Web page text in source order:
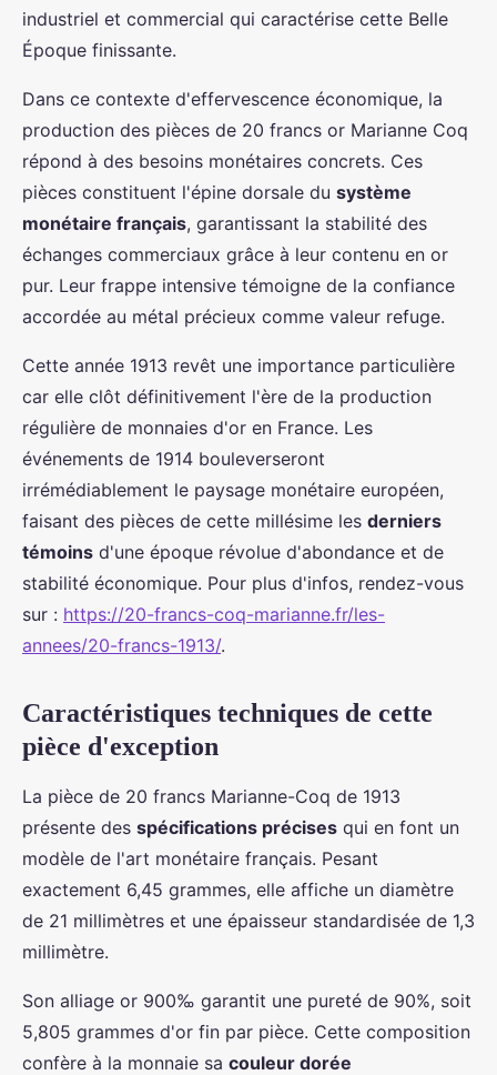
industriel et commercial qui caractérise cette Belle
Époque finissante.
Dans ce contexte d'effervescence économique, la
production des pièces de 20 francs or Marianne Coq
répond à des besoins monétaires concrets. Ces
pièces constituent l'épine dorsale du système
monétaire français, garantissant la stabilité des
échanges commerciaux grâce à leur contenu en or
pur. Leur frappe intensive témoigne de la confiance
accordée au métal précieux comme valeur refuge.
Cette année 1913 revêt une importance particulière
car elle clôt définitivement l'ère de la production
régulière de monnaies d'or en France. Les
événements de 1914 bouleverseront
irrémédiablement le paysage monétaire européen,
faisant des pièces de cette millésime les derniers
témoins d'une époque révolue d'abondance et de
stabilité économique. Pour plus d'infos, rendez-vous
sur : https://20-francs-coq-marianne.fr/les-
annees/20-francs-1913/.
Caractéristiques techniques de cette
pièce d'exception
La pièce de 20 francs Marianne-Coq de 1913
présente des spécifications précises qui en font un
modèle de l'art monétaire français. Pesant
exactement 6,45 grammes, elle affiche un diamètre
de 21 millimètres et une épaisseur standardisée de 1,3
millimètre.
Son alliage or 900‰ garantit une pureté de 90%, soit
5,805 grammes d'or fin par pièce. Cette composition
confère à la monnaie sa couleur dorée